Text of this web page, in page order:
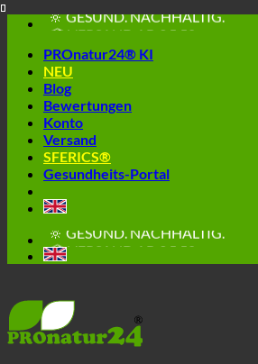
Skip
content
📦 VERSAND AB € 5,50
🔖 KAUF AUF RECHNUNG
PROnatur24® KI
NEU
Blog
Bewertungen
Konto
Versand
SFERICS®
Gesundheits-Portal
🔆 EINFACH. FUNKTIONIERT.
📦 VERSAND AB € 5,50
🔖 KAUF AUF RECHNUNG